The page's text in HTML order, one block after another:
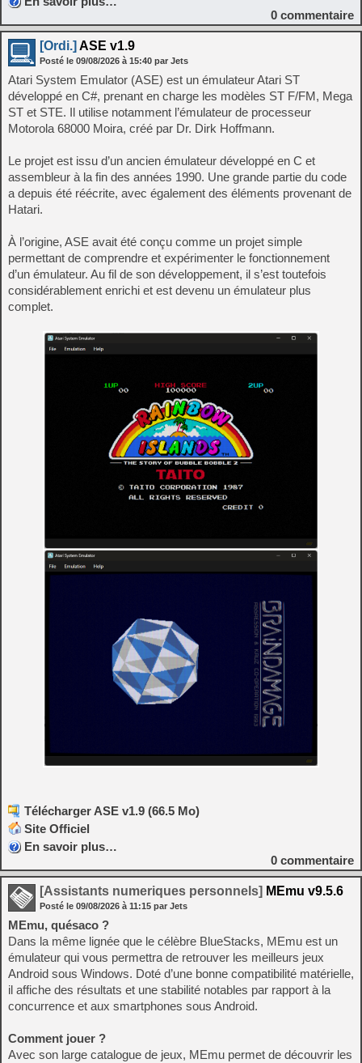
0 commentaire
[Ordi.] ASE v1.9
Posté le 09/08/2026 à 15:40 par Jets
Atari System Emulator (ASE) est un émulateur Atari ST
développé en C#, prenant en charge les modèles ST F/FM, Mega
ST et STE. Il utilise notamment l’émulateur de processeur
Motorola 68000 Moira, créé par Dr. Dirk Hoffmann.
Le projet est issu d’un ancien émulateur développé en C et
assembleur à la fin des années 1990. Une grande partie du code
a depuis été réécrite, avec également des éléments provenant de
Hatari.
À l’origine, ASE avait été conçu comme un projet simple
permettant de comprendre et expérimenter le fonctionnement
d’un émulateur. Au fil de son développement, il s’est toutefois
considérablement enrichi et est devenu un émulateur plus
complet.
Télécharger ASE v1.9 (66.5 Mo)
Site Officiel
En savoir plus…
0 commentaire
[Assistants numeriques personnels] MEmu v9.5.6
Posté le 09/08/2026 à 11:15 par Jets
MEmu, quésaco ?
Dans la même lignée que le célèbre BlueStacks, MEmu est un
émulateur qui vous permettra de retrouver les meilleurs jeux
Android sous Windows. Doté d’une bonne compatibilité matérielle,
il affiche des résultats et une stabilité notables par rapport à la
concurrence et aux smartphones sous Android.
Comment jouer ?
Avec son large catalogue de jeux, MEmu permet de découvrir les